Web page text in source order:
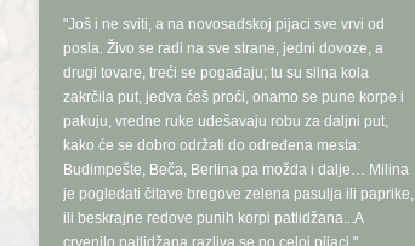
"Još i ne sviti, a na novosadskoj pijaci sve vrvi od
posla. Živo se radi na sve strane, jedni dovoze, a
drugi tovare, treći se pogađaju; tu su silna kola
zakrčila put, jedva ćeš proći, onamo se pune korpe i
pakuju, vredne ruke udešavaju robu za daljni put,
kako će se dobro održati do određena mesta:
Budimpešte, Beča, Berlina pa možda i dalje… Milina
je pogledati čitave bregove zelena pasulja ili paprike,
ili beskrajne redove punih korpi patlidžana...A
crvenilo patlidžana razliva se po celoj pijaci."